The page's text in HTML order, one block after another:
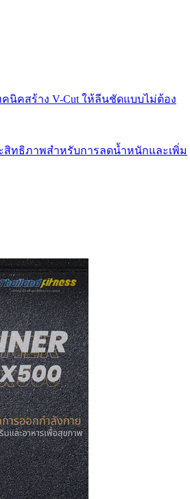
คนิคสร้าง V-Cut ให้ลีนชัดแบบไม่ต้อง
สิทธิภาพสำหรับการลดน้ำหนักและเพิ่ม